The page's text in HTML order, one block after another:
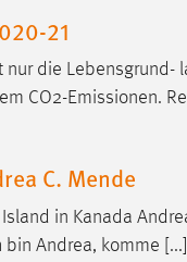
21
die Lebensgrund-
CO2-Emissionen.
C. Mende
in Kanada
Andrea, komme